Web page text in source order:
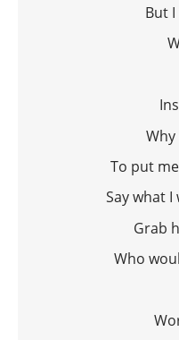
But
To put
Say what
Grab
Who